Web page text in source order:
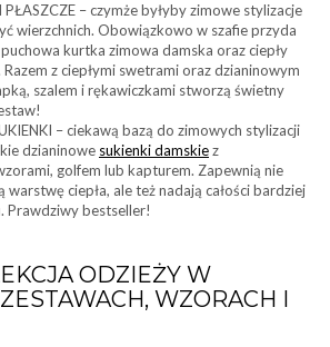
PŁASZCZE – czymże byłyby zimowe stylizacje
wierzchnich. Obowiązkowo w szafie przyda
puchowa kurtka zimowa damska oraz ciepły
Razem z ciepłymi swetrami oraz dzianinowym
szalem i rękawiczkami stworzą świetny
– ciekawą bazą do zimowych stylizacji
dzianinowe sukienki damskiez
golfem lub kapturem. Zapewnią nie
ciepła, ale też nadają całości bardziej
Prawdziwy bestseller!
ODZIEŻY W
WZORACH I